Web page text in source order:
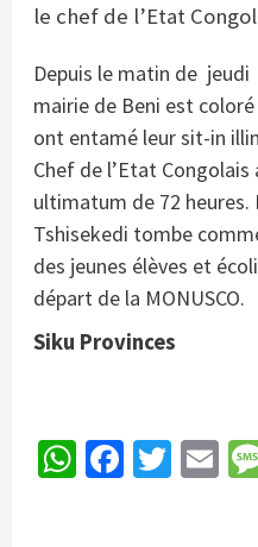
le chef de l’Etat
Depuis le matin de jeudi
mairie de Beni est
ont entamé leur sit-in
Chef de l’Etat Congolais
ultimatum de 72
Tshisekedi tombe
des jeunes élèves et
départ de la MONUSCO.
Siku Provinces
WhatsApp